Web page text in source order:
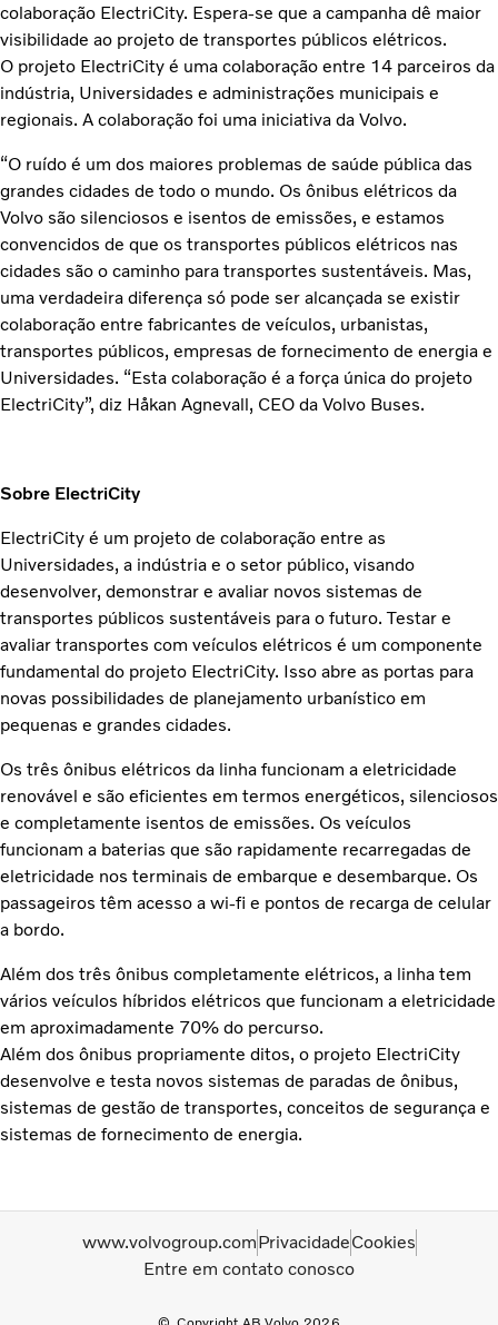
colaboração ElectriCity. Espera-se que a campanha dê maior
visibilidade ao projeto de transportes públicos elétricos.
O projeto ElectriCity é uma colaboração entre 14 parceiros da
indústria, Universidades e administrações municipais e
regionais. A colaboração foi uma iniciativa da Volvo.
“O ruído é um dos maiores problemas de saúde pública das
grandes cidades de todo o mundo. Os ônibus elétricos da
Volvo são silenciosos e isentos de emissões, e estamos
convencidos de que os transportes públicos elétricos nas
cidades são o caminho para transportes sustentáveis. Mas,
uma verdadeira diferença só pode ser alcançada se existir
colaboração entre fabricantes de veículos, urbanistas,
transportes públicos, empresas de fornecimento de energia e
Universidades. “Esta colaboração é a força única do projeto
ElectriCity”, diz Håkan Agnevall, CEO da Volvo Buses.
Sobre ElectriCity
ElectriCity é um projeto de colaboração entre as
Universidades, a indústria e o setor público, visando
desenvolver, demonstrar e avaliar novos sistemas de
transportes públicos sustentáveis para o futuro. Testar e
avaliar transportes com veículos elétricos é um componente
fundamental do projeto ElectriCity. Isso abre as portas para
novas possibilidades de planejamento urbanístico em
pequenas e grandes cidades.
Os três ônibus elétricos da linha funcionam a eletricidade
renovável e são eficientes em termos energéticos, silenciosos
e completamente isentos de emissões. Os veículos
funcionam a baterias que são rapidamente recarregadas de
eletricidade nos terminais de embarque e desembarque. Os
passageiros têm acesso a wi-fi e pontos de recarga de celular
a bordo.
Além dos três ônibus completamente elétricos, a linha tem
vários veículos híbridos elétricos que funcionam a eletricidade
em aproximadamente 70% do percurso.
Além dos ônibus propriamente ditos, o projeto ElectriCity
desenvolve e testa novos sistemas de paradas de ônibus,
sistemas de gestão de transportes, conceitos de segurança e
sistemas de fornecimento de energia.
www.volvogroup.comPrivacidadeCookies
Entre em contato conosco